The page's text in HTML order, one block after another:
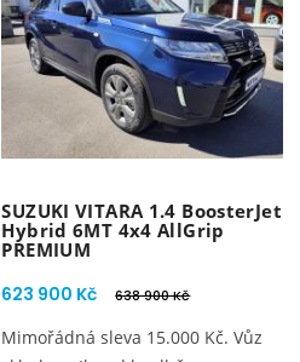
SUZUKI VITARA 1.4 BoosterJet
Hybrid 6MT 4x4 AllGrip
PREMIUM
623 900 Kč
638 900 Kč
Mimořádná sleva 15.000 Kč. Vůz